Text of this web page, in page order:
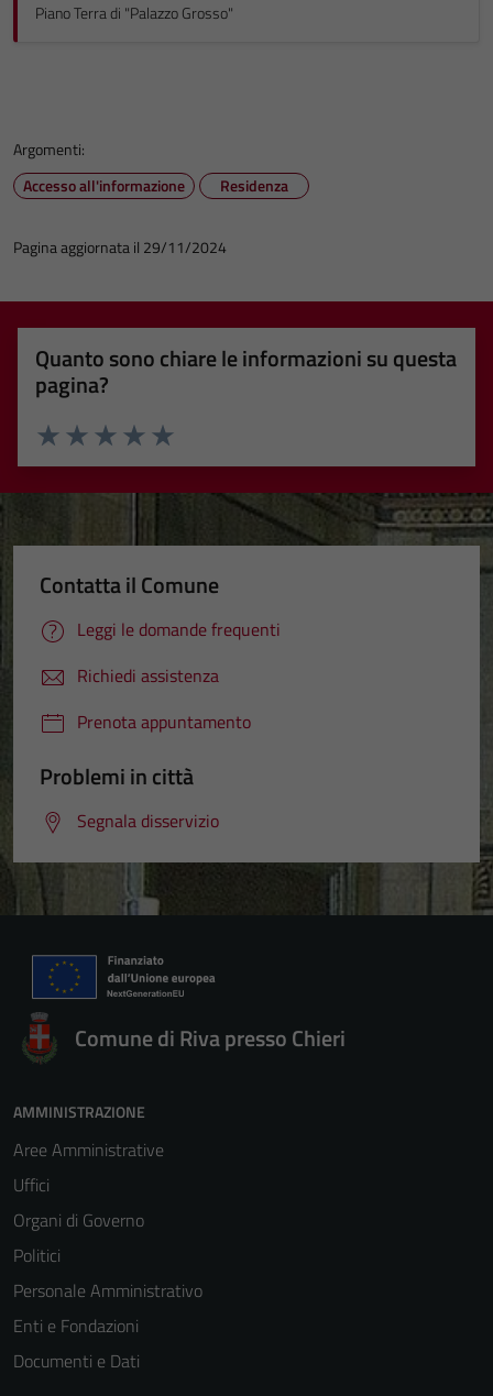
Piano Terra di "Palazzo Grosso"
Argomenti:
Accesso all'informazione
Residenza
Pagina aggiornata il 29/11/2024
Quanto sono chiare le informazioni su questa
pagina?
Valuta 5 stelle su 5
Valuta 4 stelle su 5
Valuta 3 stelle su 5
Valuta 2 stelle su 5
Valuta 1 stelle su 5
Contatta il Comune
Leggi le domande frequenti
Richiedi assistenza
Prenota appuntamento
Problemi in città
Segnala disservizio
Comune di Riva presso Chieri
AMMINISTRAZIONE
Aree Amministrative
Uffici
Organi di Governo
Politici
Personale Amministrativo
Enti e Fondazioni
Documenti e Dati
Questi cookie
non raccolgono
informazioni